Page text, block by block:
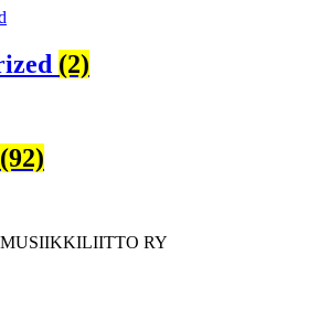
(2)
(92)
RY